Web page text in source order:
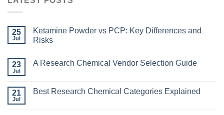
25
Jul
Ketamine Powder vs PCP: Key Differences and
Risks
23
Jul
A Research Chemical Vendor Selection Guide
21
Jul
Best Research Chemical Categories Explained